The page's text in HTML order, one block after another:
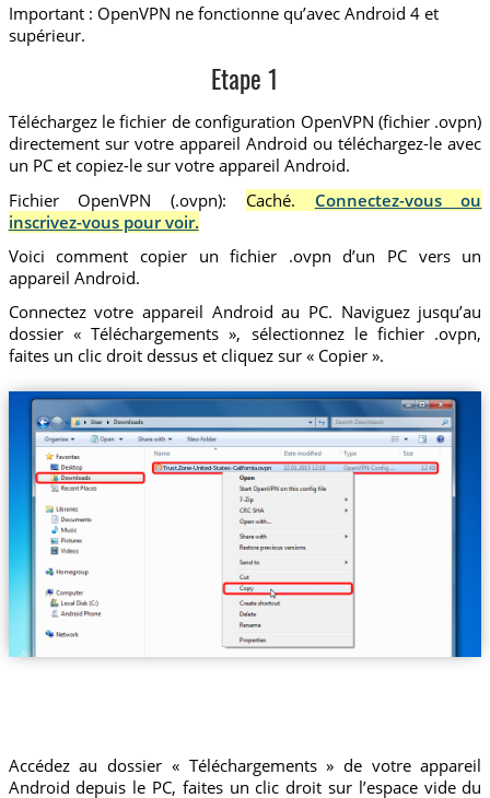
Important : OpenVPN ne fonctionne qu’avec Android 4 et
supérieur.
Etape 1
Téléchargez le fichier de configuration OpenVPN (fichier .ovpn)
directement sur votre appareil Android ou téléchargez-le avec
un PC et copiez-le sur votre appareil Android.
Fichier OpenVPN (.ovpn):
Caché. Connectez-vous ou
inscrivez-vous pour voir.
Voici comment copier un fichier .ovpn d’un PC vers un
appareil Android.
Connectez votre appareil Android au PC. Naviguez jusqu’au
dossier « Téléchargements », sélectionnez le fichier .ovpn,
faites un clic droit dessus et cliquez sur « Copier ».
Trust.Zone-United-States-California.ovpn
Accédez au dossier « Téléchargements » de votre appareil
Android depuis le PC, faites un clic droit sur l’espace vide du